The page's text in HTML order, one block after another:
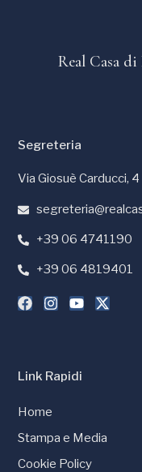
Real Casa
Link Rapidi
Home
Stampa e Media
Cookie Policy
Segreteria
Via Giosuè Carducci,
+39 06 4741190
+39 06 4819401